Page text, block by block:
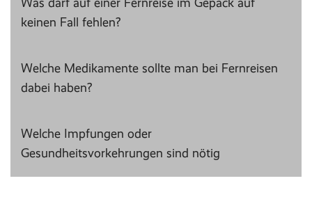
keinen Fall fehlen?
Welche Medikamente sollte man bei Fernreisen
dabei haben?
Welche Impfungen oder
Gesundheitsvorkehrungen sind nötig